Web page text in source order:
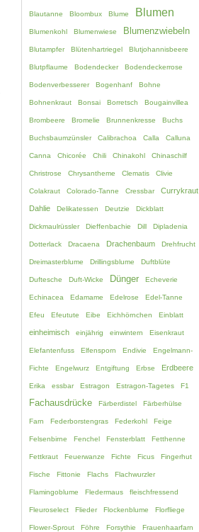
Blautanne Bloombux Blume Blumen
Blumenkohl Blumenwiese Blumenzwiebeln
Blutampfer Blütenhartriegel Blutjohannisbeere
Blutpflaume Bodendecker Bodendeckerrose
Bodenverbesserer Bogenhanf Bohne
Bohnenkraut Bonsai Borretsch Bougainvillea
Brombeere Bromelie Brunnenkresse Buchs
Buchsbaumzünsler Calibrachoa Calla Calluna
Canna Chicorée Chili Chinakohl Chinaschilf
Christrose Chrysantheme Clematis Clivie
Colakraut Colorado-Tanne Cressbar Currykraut
Dahlie Delikatessen Deutzie Dickblatt
Dickmaulrüssler Dieffenbachie Dill Dipladenia
Dotterlack Dracaena Drachenbaum Drehfrucht
Dreimasterblume Drillingsblume Duftblüte
Duftesche Duft-Wicke Dünger Echeverie
Echinacea Edamame Edelrose Edel-Tanne
Efeu Efeutute Eibe Eichhörnchen Einblatt
einheimisch einjährig einwintern Eisenkraut
Elefantenfuss Elfensporn Endivie Engelmann-
Fichte Engelwurz Entgiftung Erbse Erdbeere
Erika essbar Estragon Estragon-Tagetes F1
Fachausdrücke Färberdistel Färberhülse
Farn Federborstengras Federkohl Feige
Felsenbirne Fenchel Fensterblatt Fetthenne
Fettkraut Feuerwanze Fichte Ficus Fingerhut
Fische Fittonie Flachs Flachwurzler
Flamingoblume Fledermaus fleischfressend
Fleuroselect Flieder Flockenblume Florfliege
Flower-Sprout Föhre Forsythie Frauenhaarfarn